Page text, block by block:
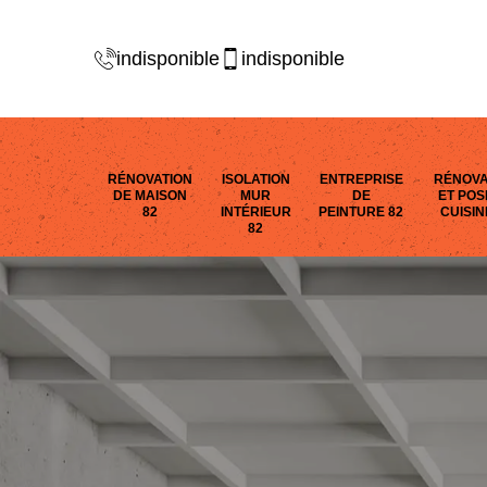
indisponible indisponible
RÉNOVATION
DE MAISON
82
ISOLATION
MUR
INTÉRIEUR
82
ENTREPRISE
DE
PEINTURE 82
ET